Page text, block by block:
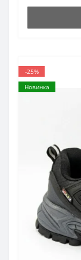
-25%
Новинка